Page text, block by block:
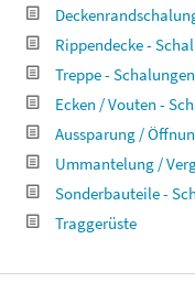
Rippendecke -
Treppe - Schalungen
Ecken / Vouten -
Aussparung /
Ummantelung /
Sonderbauteile -
Traggerüste